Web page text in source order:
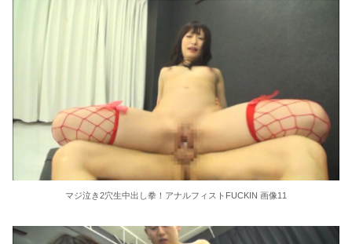
マジ泣き2穴生中出し拳！アナルフィストFUCKIN 画像11